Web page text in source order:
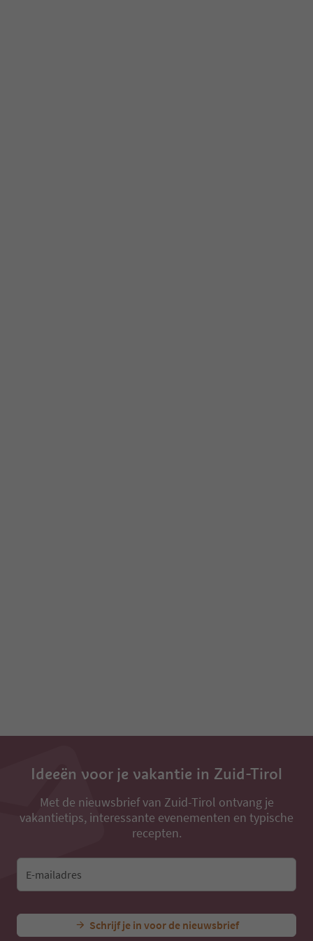
Ideeën voor je vakantie in Zuid-Tirol
Met de nieuwsbrief van Zuid-Tirol ontvang je
vakantietips, interessante evenementen en typische
recepten.
E-mailadres
Schrijf je in voor de nieuwsbrief